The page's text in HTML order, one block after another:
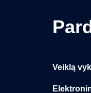
Veiklą